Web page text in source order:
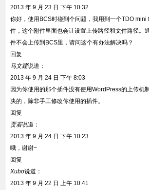
2013 年 9 月 23 日 下午 10:32
你好，使用BCS时碰到个问题，我用到一个TDO mini
件，这个附件里面也会让设置上传路径和文件路径。
件不会上传到BCS里，请问这个有办法解决吗？
回复
马文建说道：
2013 年 9 月 24 日 下午 8:03
因为你使用的那个插件没有使用WordPress的上传机
决的，除非手工修改你使用的插件。
回复
贾若说道：
2013 年 9 月 24 日 下午 10:23
哦，谢谢~
回复
Xubo说道：
2013 年 9 月 22 日 上午 10:41